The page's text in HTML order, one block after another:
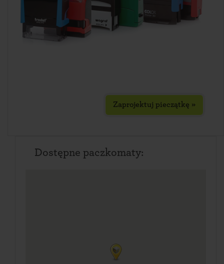
Zaprojektuj pieczątkę »
Dostępne paczkomaty: